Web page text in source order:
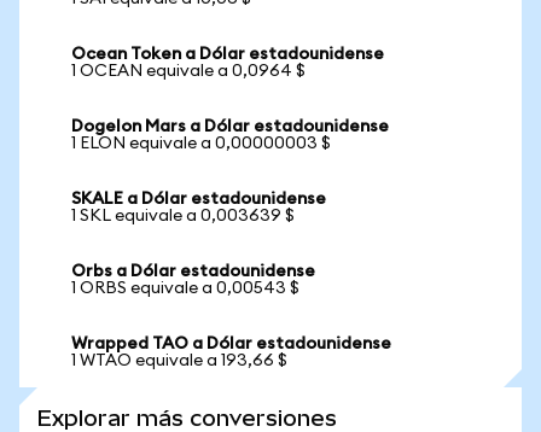
Ocean Token a Dólar estadounidense
1 OCEAN equivale a 0,0964 $
Dogelon Mars a Dólar estadounidense
1 ELON equivale a 0,00000003 $
SKALE a Dólar estadounidense
1 SKL equivale a 0,003639 $
Orbs a Dólar estadounidense
1 ORBS equivale a 0,00543 $
Wrapped TAO a Dólar estadounidense
1 WTAO equivale a 193,66 $
Explorar más conversiones